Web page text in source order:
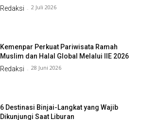
Redaksi - 2 Juli 2026
Kemenpar Perkuat Pariwisata Ramah
Muslim dan Halal Global Melalui IIE 2026
Redaksi - 28 Juni 2026
6 Destinasi Binjai-Langkat yang Wajib
Dikunjungi Saat Liburan